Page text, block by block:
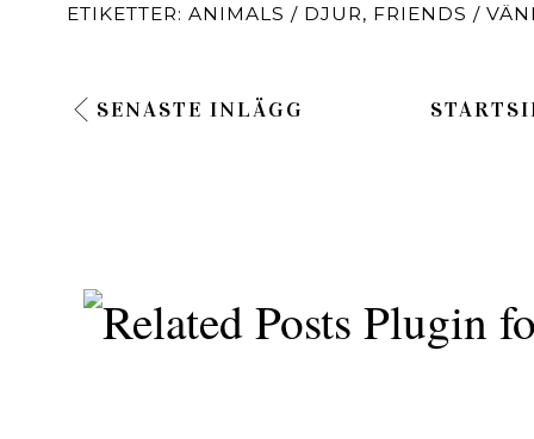
ETIKETTER: ANIMALS / DJUR, FRIENDS /
SENASTE INLÄGG